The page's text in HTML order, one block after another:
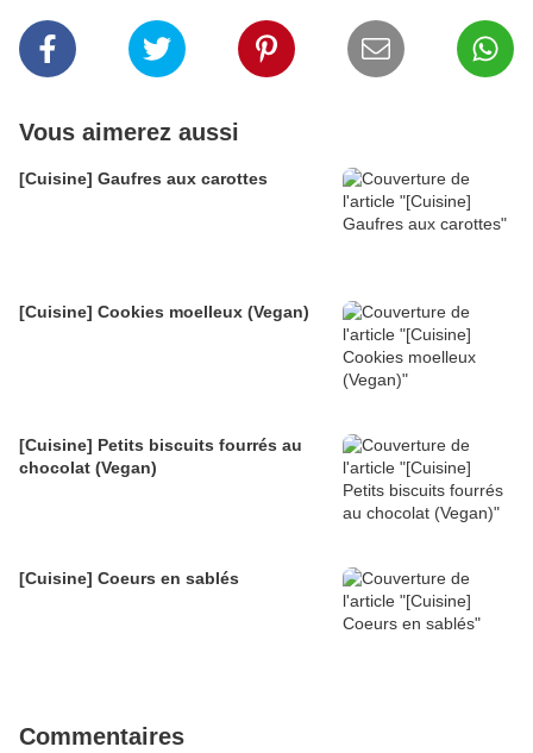
Vous aimerez aussi
[Cuisine] Gaufres aux carottes
[Cuisine] Cookies moelleux (Vegan)
[Cuisine] Petits biscuits fourrés au
chocolat (Vegan)
[Cuisine] Coeurs en sablés
Commentaires